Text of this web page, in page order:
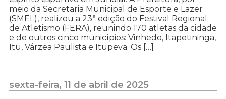
meio da Secretaria Municipal de Esporte e Lazer
(SMEL), realizou a 23ª edição do Festival Regional
de Atletismo (FERA), reunindo 170 atletas da cidade
e de outros cinco municípios: Vinhedo, Itapetininga,
Itu, Várzea Paulista e Itupeva. Os […]
sexta-feira, 11 de abril de 2025